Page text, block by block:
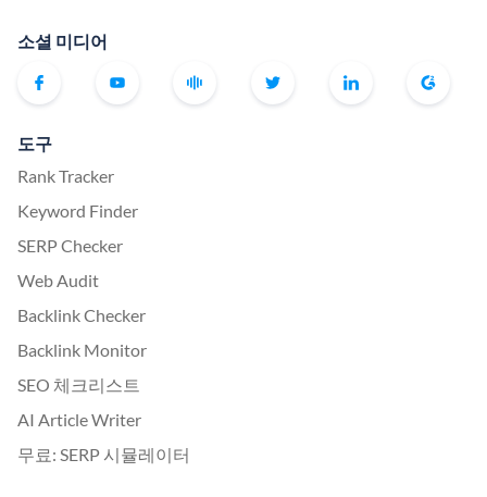
소셜 미디어
도구
Rank Tracker
Keyword Finder
SERP Checker
Web Audit
Backlink Checker
Backlink Monitor
SEO 체크리스트
AI Article Writer
무료: SERP 시뮬레이터